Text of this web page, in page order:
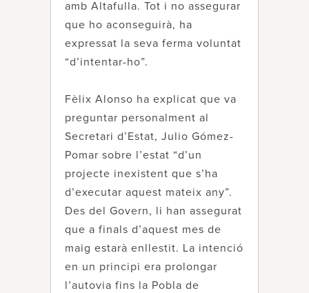
amb Altafulla. Tot i no assegurar
que ho aconseguirà, ha
expressat la seva ferma voluntat
“d’intentar-ho”.
Fèlix Alonso ha explicat que va
preguntar personalment al
Secretari d’Estat, Julio Gómez-
Pomar sobre l’estat “d’un
projecte inexistent que s’ha
d’executar aquest mateix any”.
Des del Govern, li han assegurat
que a finals d’aquest mes de
maig estarà enllestit. La intenció
en un principi era prolongar
l’autovia fins la Pobla de